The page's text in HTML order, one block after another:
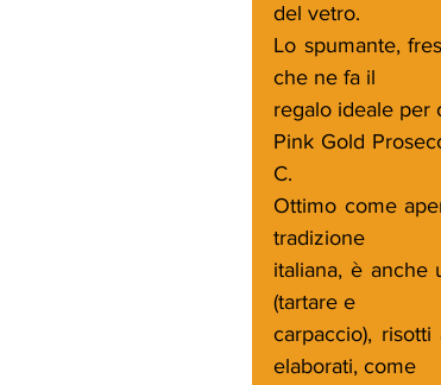
del vetro.
Lo spumante,
che ne fa il
regalo ideale per
Pink Gold
C.
Ottimo come
tradizione
italiana, è anche
(tartare e
carpaccio),
elaborati, come